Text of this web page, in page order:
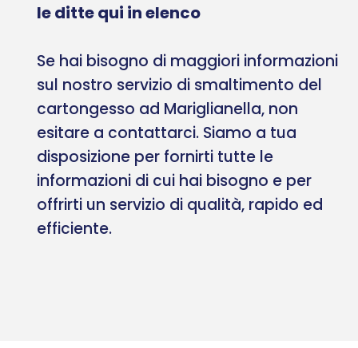
le ditte qui in elenco
Se hai bisogno di maggiori informazioni
sul nostro servizio di smaltimento del
cartongesso ad Mariglianella, non
esitare a contattarci. Siamo a tua
disposizione per fornirti tutte le
informazioni di cui hai bisogno e per
offrirti un servizio di qualità, rapido ed
efficiente.